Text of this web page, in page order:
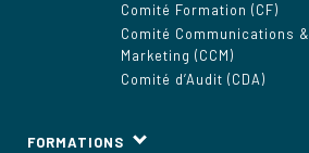
Comité Formation (CF)
Comité Communications &
Marketing (CCM)
Comité d’Audit (CDA)
FORMATIONS